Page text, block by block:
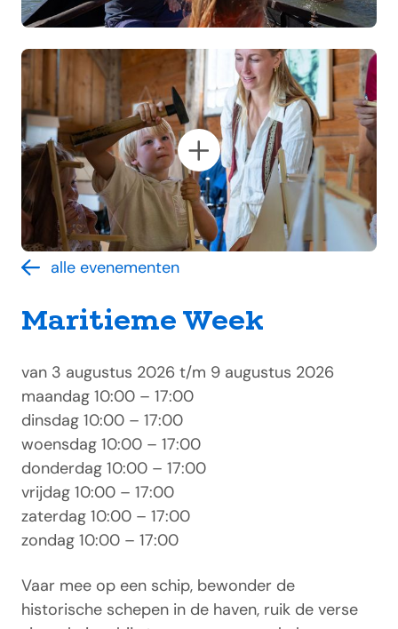
alle evenementen
Maritieme Week
van 3 augustus 2026 t/m 9 augustus 2026
maandag 10:00 – 17:00
dinsdag 10:00 – 17:00
woensdag 10:00 – 17:00
donderdag 10:00 – 17:00
vrijdag 10:00 – 17:00
zaterdag 10:00 – 17:00
zondag 10:00 – 17:00
Vaar mee op een schip, bewonder de
historische schepen in de haven, ruik de verse